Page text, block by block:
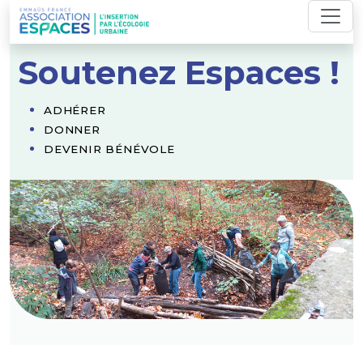
Skip
to
content
Soutenez Espaces !
ADHÉRER
DONNER
DEVENIR BÉNÉVOLE